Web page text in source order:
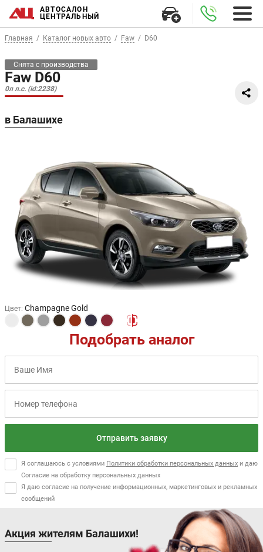
АВТОСАЛОН
ЦЕНТРАЛЬНЫЙ
Главная Каталог новых авто Faw D60
Снята с производства
Faw D60
0л л.с. (id:2238)
в Балашихе
Цвет: Champagne Gold
Подобрать аналог
Отправить заявку
Я соглашаюсь с условиями Политики обработки персональных данных и даю
Согласие на обработку персональных данных
Я даю согласие на получение информационных, маркетинговых и рекламных
сообщений
Акция жителям Балашихи!